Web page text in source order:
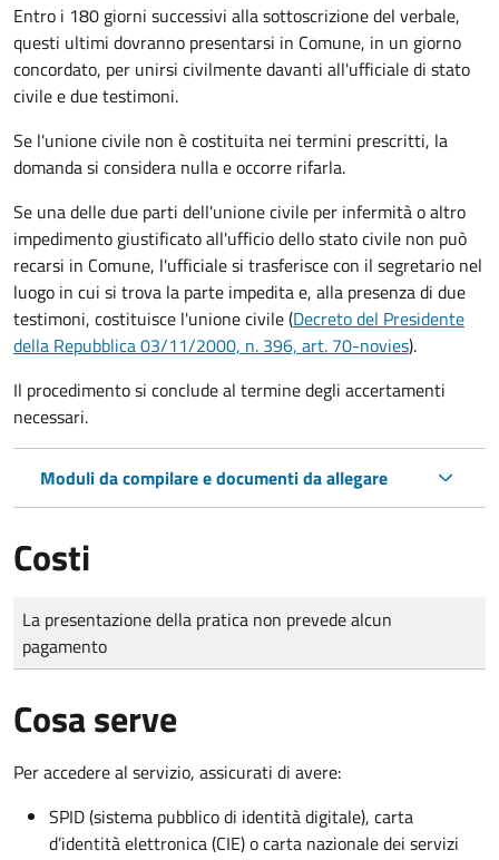
Entro i 180 giorni successivi alla sottoscrizione del verbale,
questi ultimi dovranno presentarsi in Comune, in un giorno
concordato, per unirsi civilmentedavanti all'ufficiale di stato
civilee due testimoni.
Se l'unione civile non è costituita nei termini prescritti, la
domanda si considera nulla e occorre rifarla.
Se una delle due parti dell'unione civile per infermità o altro
impedimento giustificato all'ufficio dello stato civile non può
recarsi in Comune, l'ufficiale si trasferisce con il segretario nel
luogo in cui si trova la parte impedita e, alla presenza di due
testimoni, costituisce l'unione civile (Decreto del Presidente
della Repubblica 03/11/2000, n. 396, art. 70-novies).
Il procedimento si conclude al termine degli accertamenti
necessari.
Moduli da compilare e documenti da allegare
Costi
Tipo di pagamento
Importo
La presentazione della pratica non prevede alcun
pagamento
Cosa serve
Per accedere al servizio, assicurati di avere:
SPID (sistema pubblico di identità digitale), carta
d’identità elettronica (CIE) o carta nazionale dei servizi